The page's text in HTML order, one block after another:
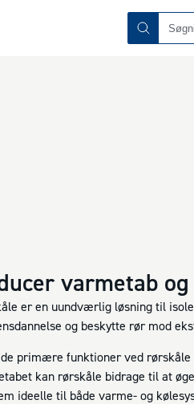
varmetab
er en uundværlig løsning til
og beskytte rør mod
primære funktioner ved
kan rørskåle bidrage til at
ideelle til både varme- og